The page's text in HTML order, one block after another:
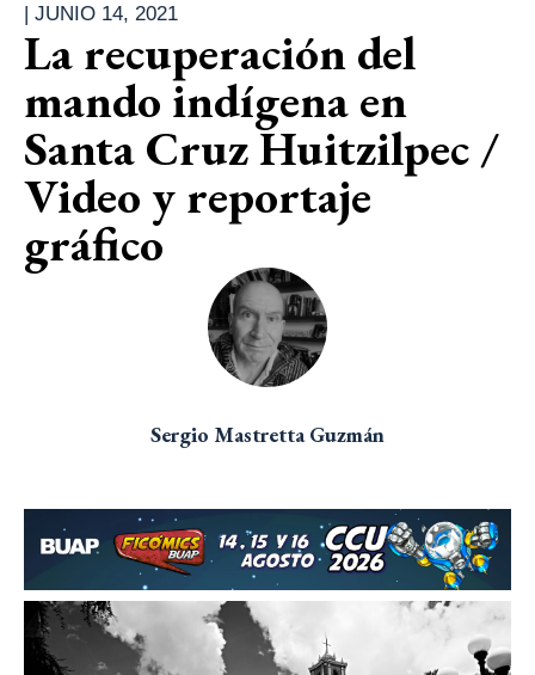
| JUNIO 14, 2021
La recuperación del
mando indígena en
Santa Cruz Huitzilpec /
Video y reportaje
gráfico
Sergio Mastretta Guzmán